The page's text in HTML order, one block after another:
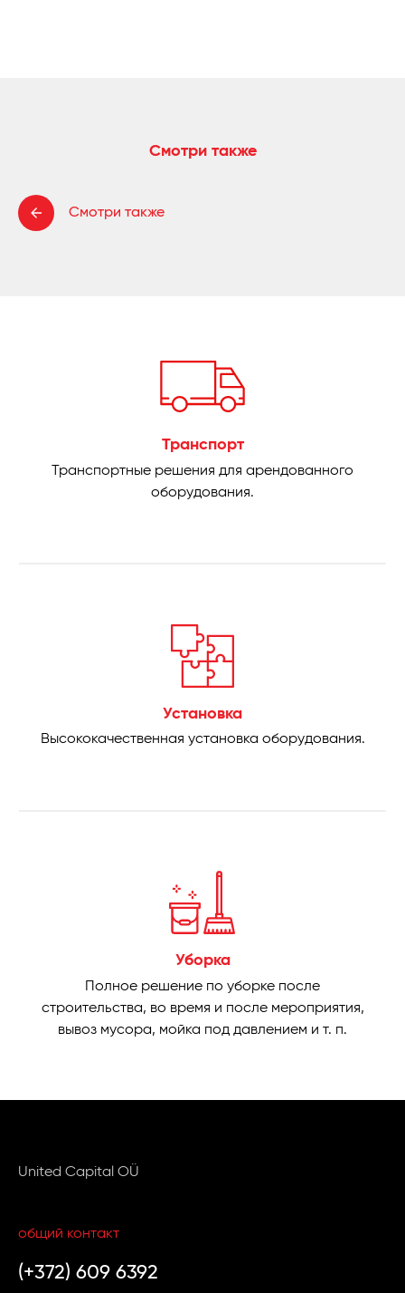
Смотри также
Смотри также
Транспорт
Транспортные решения для арендованного
оборудования.
Установка
Высококачественная установка оборудования.
Уборка
Полное решение по уборке после
строительства, во время и после мероприятия,
вывоз мусора, мойка под давлением и т. п.
United Capital OÜ
общий контакт
(+372) 609 6392